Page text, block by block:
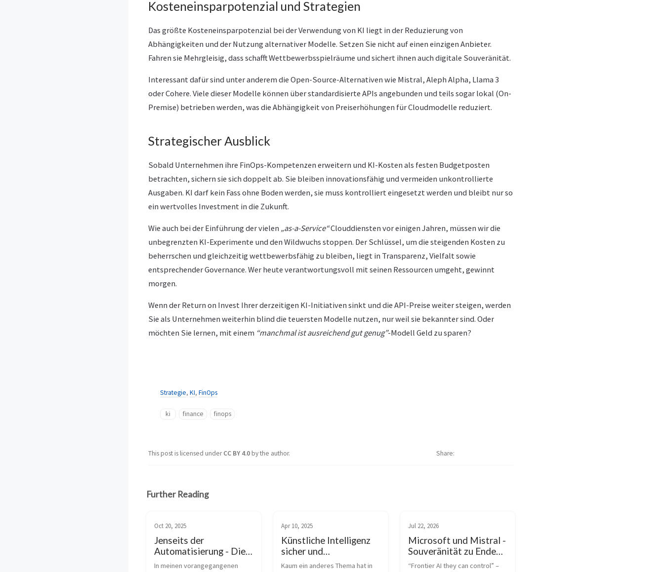
Kosteneinsparpotenzial und Strategien
Das größte Kosteneinsparpotenzial bei der Verwendung von KI liegt in der Reduzierung von
Abhängigkeiten und der Nutzung alternativer Modelle. Setzen Sie nicht auf einen einzigen Anbieter.
Fahren sie Mehrgleisig, dass schafft Wettbewerbsspielräume und sichert ihnen auch digitale Souveränität.
Interessant dafür sind unter anderem die Open-Source-Alternativen wie Mistral, Aleph Alpha, Llama 3
oder Cohere. Viele dieser Modelle können über standardisierte APIs angebunden und teils sogar lokal (On-
Premise) betrieben werden, was die Abhängigkeit von Preiserhöhungen für Cloudmodelle reduziert.
Strategischer Ausblick
Sobald Unternehmen ihre FinOps-Kompetenzen erweitern und KI-Kosten als festen Budgetposten
betrachten, sichern sie sich doppelt ab. Sie bleiben innovationsfähig und vermeiden unkontrollierte
Ausgaben. KI darf kein Fass ohne Boden werden, sie muss kontrolliert eingesetzt werden und bleibt nur so
ein wertvolles Investment in die Zukunft.
Wie auch bei der Einführung der vielen „as-a-Service“Clouddiensten vor einigen Jahren, müssen wir die
unbegrenzten KI-Experimente und den Wildwuchs stoppen. Der Schlüssel, um die steigenden Kosten zu
beherrschen und gleichzeitig wettbewerbsfähig zu bleiben, liegt in Transparenz, Vielfalt sowie
entsprechender Governance. Wer heute verantwortungsvoll mit seinen Ressourcen umgeht, gewinnt
morgen.
Wenn der Return on Invest Ihrer derzeitigen KI-Initiativen sinkt und die API-Preise weiter steigen, werden
Sie als Unternehmen weiterhin blind die teuersten Modelle nutzen, nur weil sie bekannter sind. Oder
möchten Sie lernen, mit einem “manchmal ist ausreichend gut genug”-Modell Geld zu sparen?
Strategie, KI, FinOps
ki finance finops
This post is licensed underCC BY 4.0by the author. Share
Further Reading
Oct 20, 2025
Jenseits der
Automatisierung - Die
strategische Rolle von
In meinen vorangegangenen
Apr 10, 2025
Künstliche Intelligenz
sicher und
rechtskonform
Kaum ein anderes Thema hat in
Jul 22, 2026
Microsoft und Mistral -
Souveränität zu Ende
gedacht
“Frontier AI they can control” –